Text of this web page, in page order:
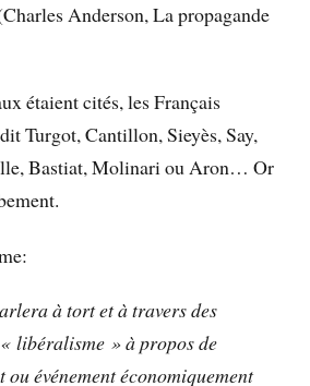
Anderson, La propagande
étaient cités, les Français
Turgot, Cantillon, Sieyès, Say,
Bastiat, Molinari ou Aron… Or
à tort et à travers des
libéralisme » à propos de
ou événement économiquement